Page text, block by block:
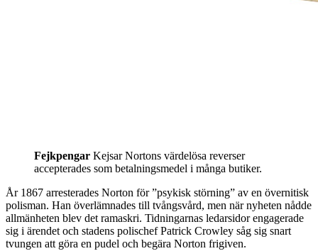
Fejkpengar Kejsar Nortons värdelösa reverser
accepterades som betalningsmedel i många butiker.
År 1867 arresterades Norton för ”psykisk störning” av en övernitisk
polisman. Han överlämnades till tvångsvård, men när nyheten nådde
allmänheten blev det ramaskri. Tidningarnas ledarsidor engagerade
sig i ärendet och stadens polischef Patrick Crowley såg sig snart
tvungen att göra en pudel och begära Norton frigiven.